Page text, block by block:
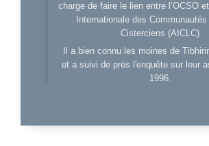
charge de faire le lien entre l’OCSO
Internationale des
Cisterciens (AICLC)
Il a bien connu les moines de
et a suivi de près l'enquête sur leur
1996.